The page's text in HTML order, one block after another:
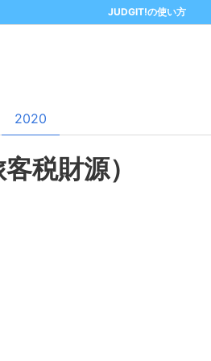
JUDGIT!の使い方
2020
税財源）